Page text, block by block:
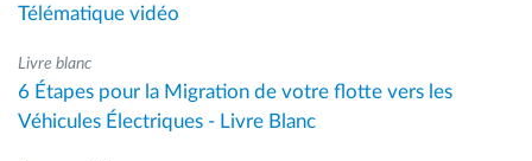
Télématique vidéo
Livre blanc
6 Étapes pour la Migration de votre flotte vers les
Véhicules Électriques - Livre Blanc